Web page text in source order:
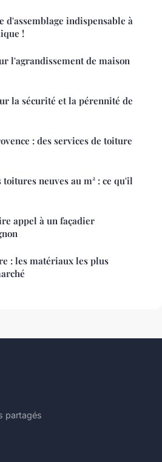
d'assemblage indispensable à
!
l'agrandissement de maison
la sécurité et la pérennité de
: des services de toiture
neuves au m² : ce qu'il
appel à un façadier
: les matériaux les plus
partagés